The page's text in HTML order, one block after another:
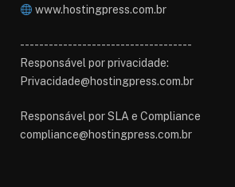
www.hostingpress.com.br⁠
------------------------------------
Responsável por privacidade:
Privacidade@hostingpress.com.br
Responsável por SLA e Compliance
compliance@hostingpress.com.br